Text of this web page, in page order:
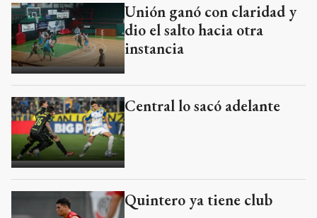
Unión ganó con claridad y
dio el salto hacia otra
instancia
Central lo sacó adelante
Quintero ya tiene club